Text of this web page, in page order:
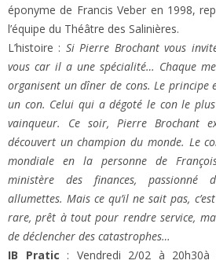
éponyme de Francis Veber en 1998,
l’équipe du Théâtre des Salinières.
L’histoire : Si Pierre Brochant vous
vous car il a une spécialité… Chaque
organisent un dîner de cons. Le principe
un con. Celui qui a dégoté le con le
vainqueur. Ce soir, Pierre Brochant
découvert un champion du monde. Le
mondiale en la personne de
ministère des finances, passionné
allumettes.Mais ce qu’il ne sait pas,
rare, prêt à tout pour rendre service,
de déclencher des catastrophes…
IB Pratic : Vendredi 2/02 à 20h30à